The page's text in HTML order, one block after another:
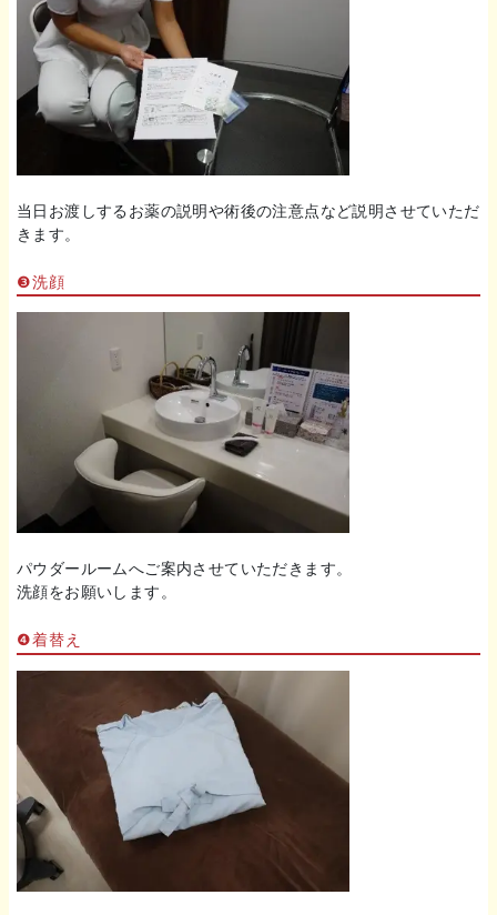
当日お渡しするお薬の説明や術後の注意点など説明させていただ
きます。
❸洗顔
パウダールームへご案内させていただきます。
洗顔をお願いします。
❹着替え